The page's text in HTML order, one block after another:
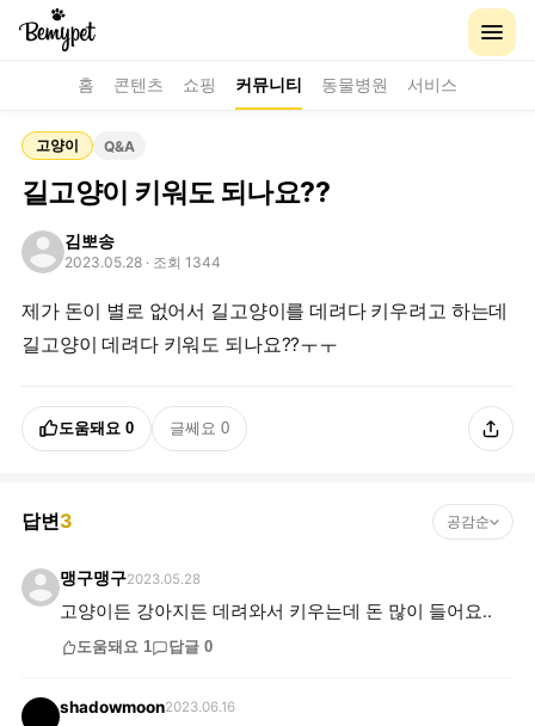
홈 콘텐츠 쇼핑 커뮤니티 동물병원 서비스
고양이 Q&A
길고양이 키워도 되나요??
김뽀송
2023.05.28 · 조회 1344
제가 돈이 별로 없어서 길고양이를 데려다 키우려고 하는데
길고양이 데려다 키워도 되나요??ㅜㅜ
도움돼요 0 글쎄요 0
답변3 공감순
맹구맹구2023.05.28
고양이든 강아지든 데려와서 키우는데 돈 많이 들어요..
도움돼요 1 답글 0
shadowmoon2023.06.16